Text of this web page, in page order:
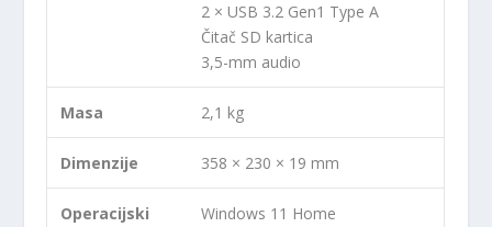
2 × USB 3.2 Gen1 Type A
Čitač SD kartica
3,5-mm audio
Masa 2,1 kg
Dimenzije 358 × 230 × 19 mm
Operacijski
Windows 11 Home